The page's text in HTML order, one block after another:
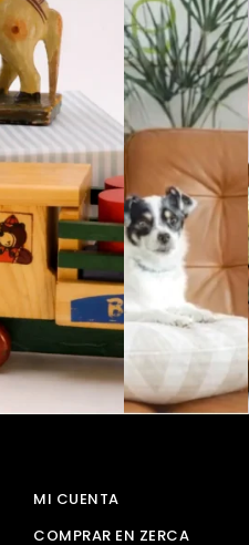
MI CUENTA
COMPRAR EN ZERCA